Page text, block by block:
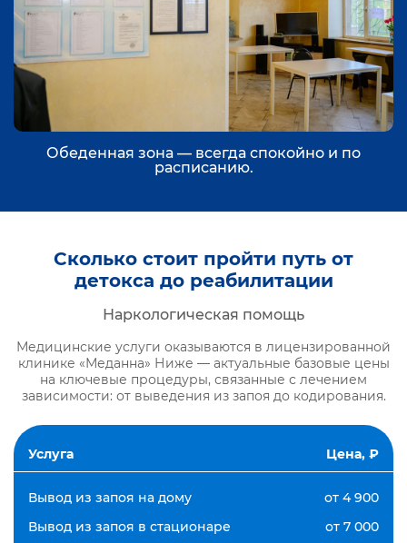
Обеденная зона — всегда спокойно и по
расписанию.
Сколько стоит пройти путь от
детокса до реабилитации
Наркологическая помощь
Медицинские услуги оказываются в лицензированной
клинике «Меданна» Ниже — актуальные базовые цены
на ключевые процедуры, связанные с лечением
зависимости: от выведения из запоя до кодирования.
Услуга Цена, ₽
Вывод из запоя на дому
от 4 900
Вывод из запоя в стационаре
от 7 000